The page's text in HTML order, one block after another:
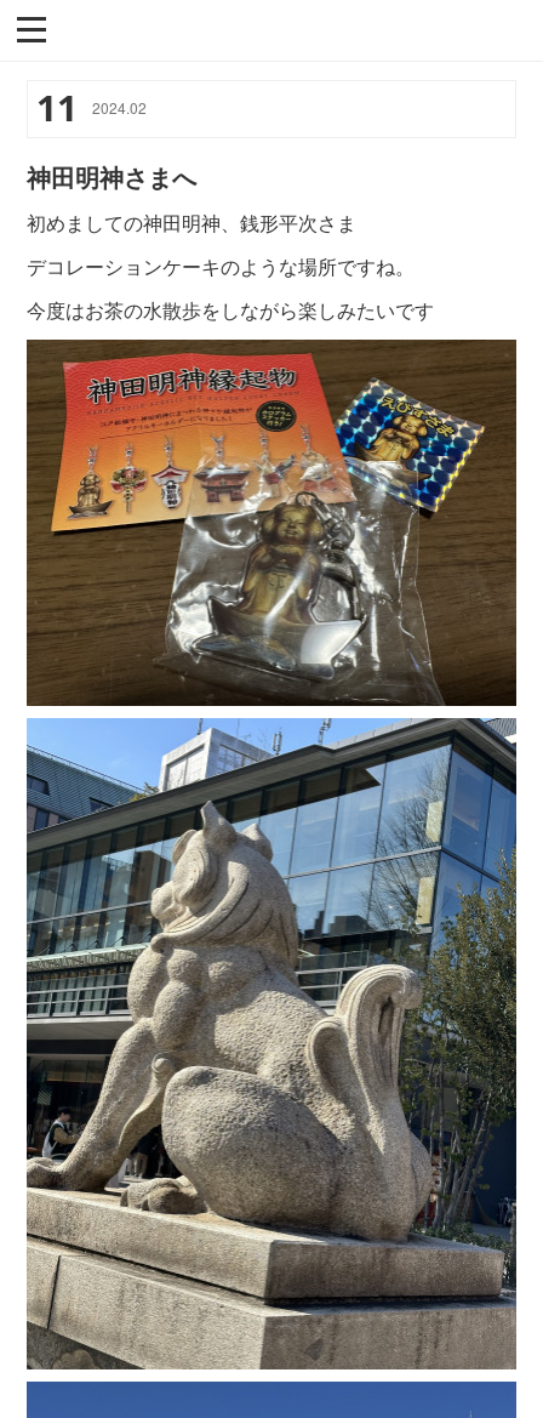
11 2024.02
神田明神さまへ
初めましての神田明神、銭形平次さま
デコレーションケーキのような場所ですね。
今度はお茶の水散歩をしながら楽しみたいです